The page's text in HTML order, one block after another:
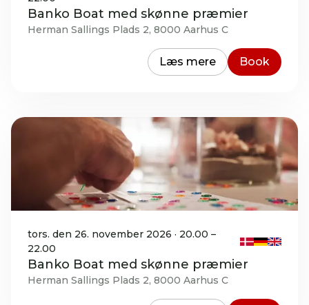
Banko Boat med skønne præmier
Herman Sallings Plads 2, 8000 Aarhus C
Læs mere Book
tors. den 26. november 2026 · 20.00 –
22.00
Banko Boat med skønne præmier
Herman Sallings Plads 2, 8000 Aarhus C